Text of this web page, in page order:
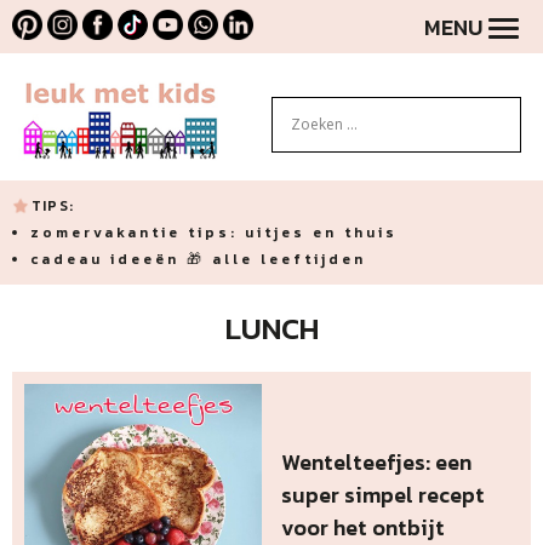
MENU
TIPS:
zomervakantie tips: uitjes en thuis
cadeau ideeën 🎁 alle leeftijden
LUNCH
Wentelteefjes: een
super simpel recept
voor het ontbijt